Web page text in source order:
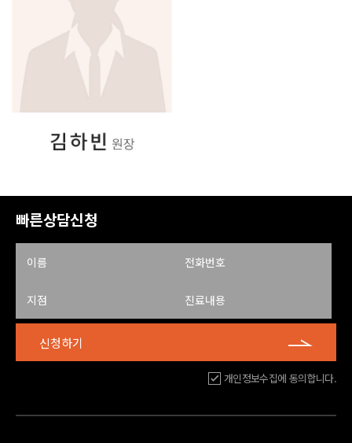
빠른상담신청
신청하기
개인정보수집에 동의합니다.